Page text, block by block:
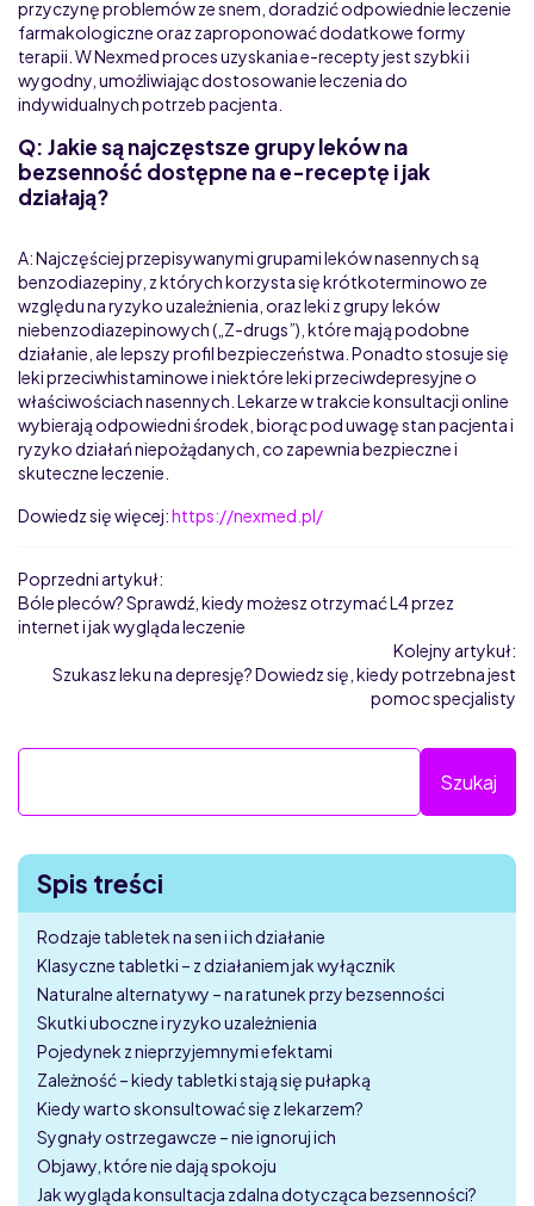
przyczynę problemów ze snem, doradzić odpowiednie leczenie
farmakologiczne oraz zaproponować dodatkowe formy
terapii. W Nexmed proces uzyskania e-recepty jest szybki i
wygodny, umożliwiając dostosowanie leczenia do
indywidualnych potrzeb pacjenta.
Q: Jakie są najczęstsze grupy leków na
bezsenność dostępne na e-receptę i jak
działają?
A: Najczęściej przepisywanymi grupami leków nasennych są
benzodiazepiny, z których korzysta się krótkoterminowo ze
względu na ryzyko uzależnienia, oraz leki z grupy leków
niebenzodiazepinowych („Z-drugs”), które mają podobne
działanie, ale lepszy profil bezpieczeństwa. Ponadto stosuje się
leki przeciwhistaminowe i niektóre leki przeciwdepresyjne o
właściwościach nasennych. Lekarze w trakcie konsultacji online
wybierają odpowiedni środek, biorąc pod uwagę stan pacjenta i
ryzyko działań niepożądanych, co zapewnia bezpieczne i
skuteczne leczenie.
Dowiedz się więcej:https://nexmed.pl/
Poprzedni artykuł:
Bóle pleców? Sprawdź, kiedy możesz otrzymać L4 przez
internet i jak wygląda leczenie
Kolejny artykuł:
Szukasz leku na depresję? Dowiedz się, kiedy potrzebna jest
pomoc specjalisty
Spis treści
Rodzaje tabletek na sen i ich działanie
Klasyczne tabletki – z działaniem jak wyłącznik
Naturalne alternatywy – na ratunek przy bezsenności
Skutki uboczne i ryzyko uzależnienia
Pojedynek z nieprzyjemnymi efektami
Zależność – kiedy tabletki stają się pułapką
Kiedy warto skonsultować się z lekarzem?
Sygnały ostrzegawcze – nie ignoruj ich
Objawy, które nie dają spokoju
Jak wygląda konsultacja zdalna dotycząca bezsenności?